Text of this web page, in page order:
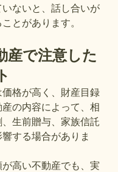
ないと、話し合いが
とがあります。
産で注意した
格が高く、財産目録
の内容によって、相
生前贈与、家族信託
する場合がありま
高い不動産でも、実